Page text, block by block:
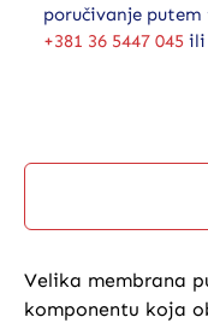
poručivanje
+381 36 5447 045 ili
Velika membrana
komponentu koja